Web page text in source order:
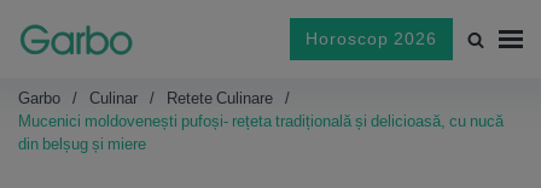
Horoscop 2026
Garbo Culinar
Retete Culinare
Mucenici moldovenești pufoși- rețeta tradițională și delicioasă, cu nucă
din belșug și miere